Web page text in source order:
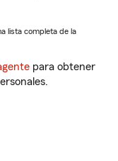
lista completa de la
para obtener